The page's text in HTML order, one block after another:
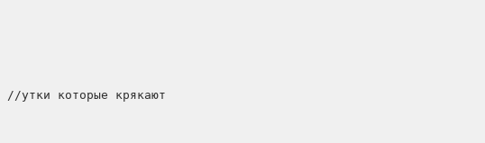
//утки которые крякают